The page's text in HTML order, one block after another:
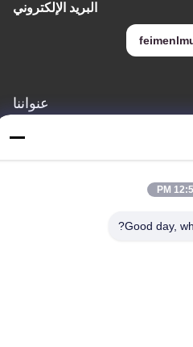
البريد الإلكتروني
عنواننا
12:56
Good day,